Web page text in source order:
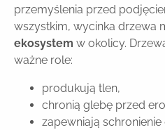
przemyślenia przed
wszystkim, wycinka drzewa
ekosystem w okolicy.
ważne role:
produkują tlen,
chronią glebę przed
zapewniają